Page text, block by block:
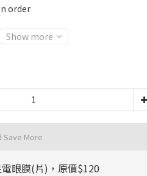
order
Show more
Save More
眼膜(片)，原價$120